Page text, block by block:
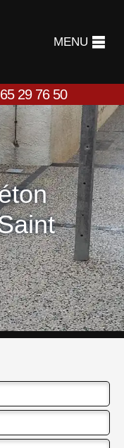
MENU
29 76 50